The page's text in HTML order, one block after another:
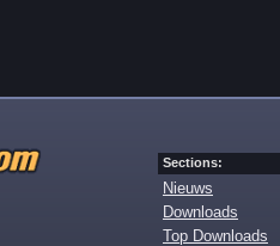
Sections:
Nieuws
Downloads
Top Downloads